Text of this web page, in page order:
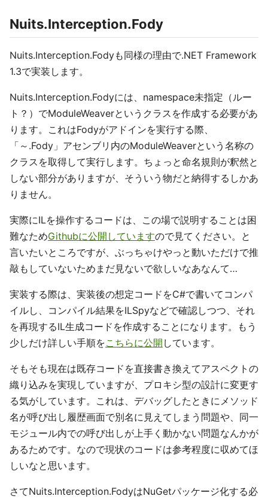
Nuits.Interception.Fody
Nuits.Interception.Fodyも同様の理由で.NET Framework
1.3で実装します。
Nuits.Interception.Fodyには、namespace未指定（ルー
ト？）でModuleWeaverというクラスを作成する必要があ
ります。これはFodyがアドインを実行する際、
「～.Fody」アセンブリ内のModuleWeaverという名称の
クラスを取得して実行します。ちょっと命名規則が釈然と
しない部分がありますが、そういう物だと納得するしかあ
りません。
実際にILを操作するコードは、この場で説明することは困
難なためGithubに公開していますので見てください。と
言いたいところですが、ぶっちゃけやっと動いただけで推
敲もしていないためまだ見ないで欲しいなあなんて…
実装する際は、実装後の想定コードをC#で書いてコンパ
イルし、コンパイル結果をILSpyなどで確認しつつ、それ
を再現するIL生成コードを作成することになります。もう
少しだけ詳しい手順をこちらに公開 しています。
そもそも現在は既存コードを直接書き換えてアスペクトの
織り込みを実現していますが、プロキシ型の設計に変更す
る気がしています。これは、デバッグしたときにメソッド
名が呼び出し履歴画面で別名に見えてしまう問題や、同一
モジュール内での呼び出しが上手く動かない問題なんかが
あるためです。なので現状のコードは参考程度に収めてほ
しいなと思います。
さてNuits.Interception.FodyはNuGetパッケージ化する必